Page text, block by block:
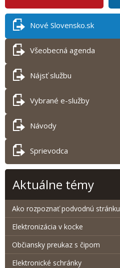
Nové Slovensko.sk
Všeobecná agenda
Nájsť službu
Vybrané e-služby
Návody
Sprievodca
Aktuálne témy
Ako rozpoznať podvodnú stránku
Elektronizácia v kocke
Občiansky preukaz s čipom
Elektronické schránky